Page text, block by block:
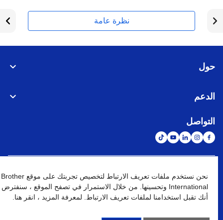
نظرة عامة
حول
الدعم
التواصل
الشبكة العالمية
نهج الخصوصية شروط الإستخدام خريطة الموقع الإنتقال إلى الموقع العالمي
كافة الحقوق محفوظة. BROTHER INTERNATIONAL (GULF) FZE
نحن نستخدم ملفات تعريف الارتباط لتخصيص تجربتك على موقع Brother
International وتحسينها. من خلال الاستمرار في تصفح الموقع ، سنفترض
أنك تقبل استخدامنا لملفات تعريف الارتباط. لمعرفة المزيد ، انقر هنا.